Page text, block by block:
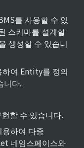
를 사용할 수 있
스키마를 설계할
생성할 수 있습니
하여 Entity를 정의
니다.
할 수 있습니다.
용하여 다중
네임스페이스와